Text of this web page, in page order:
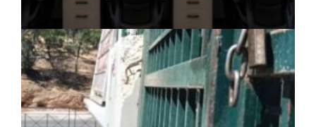
ΡΕΠΟΡΤΑΖ | 06/08/2026 · 14:31
Χαρδαλιάς: Ψηφιακό Παρατηρητήριο για
την παρακολούθηση των 352 έργων της
Αττικής